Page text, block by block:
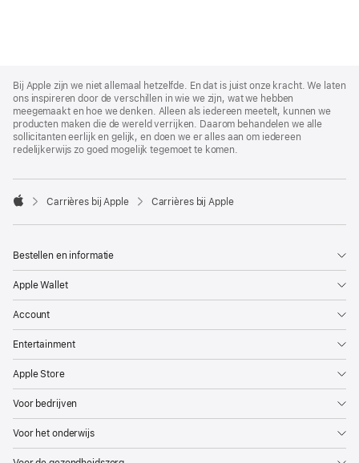
Footer
Bij Apple zijn we niet allemaal hetzelfde. En dat is juist onze kracht. We laten
ons inspireren door de verschillen in wie we zijn, wat we hebben
meegemaakt en hoe we denken. Alleen als iedereen meetelt, kunnen we
producten maken die de wereld verrijken. Daarom behandelen we alle
sollicitanten eerlijk en gelijk, en doen we er alles aan om iedereen
redelijkerwijs zo goed mogelijk tegemoet te komen.

Carrières bij Apple Carrières bij Apple
Bestellen en informatie
Apple Wallet
Account
Entertainment
Apple Store
Voor bedrijven
Voor het onderwijs